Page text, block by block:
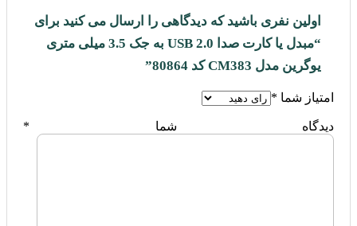
اولین نفری باشید که دیدگاهی را ارسال می کنید برای
“مبدل یا کارت صدا 2.0 USB به جک 3.5 میلی متری
یوگرین مدل CM383 کد 80864”
امتیاز شما *
دیدگاه شما *